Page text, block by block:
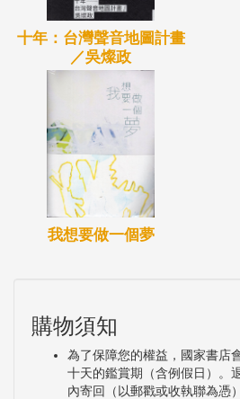
十年：台灣聲音地圖計畫
／吳燦政
我想要做一個夢
購物須知
為了保障您的權益，國家書店
十天的鑑賞期（含例假日）。
內寄回（以郵戳或收執聯為憑